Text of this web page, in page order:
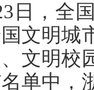
，全国
文明城
文明校
单中，